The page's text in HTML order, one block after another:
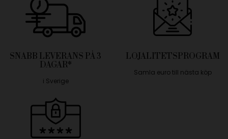
SNABB LEVERANS PÅ 3
DAGAR*
i Sverige
LOJALITETSPROGRAM
Samla euro till nästa köp